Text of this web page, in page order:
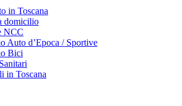
in Toscana
domicilio
NCC
Auto d’Epoca / Sportive
Bici
in Toscana